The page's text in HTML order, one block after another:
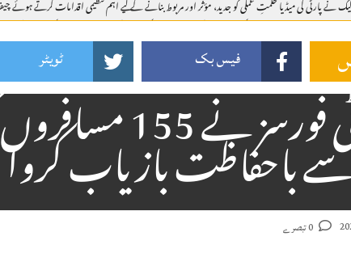
نے پارٹی کی میڈیا حکمتِ عملی کو جدید، مؤثر اور مربوط بنانے کے لیے اہم تنظیمی اقدامات کرتے
اور امریکی خاتون کی جزوی باقیات اسکردو منتقل کر دیں
واک اور دعائیہ تقریبات، کشمیریوں کے حقِ خودارادیت کی حمایت کا اعادہ برسلز: فیس بک ٹویٹر
سیکیورٹی فورسز
باحفاظت بازیاب کروا